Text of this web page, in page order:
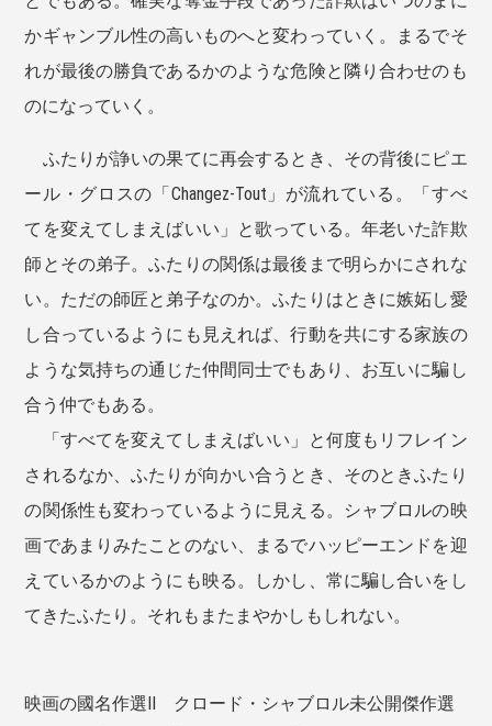
かギャンブル性の高いものへと変わっていく。まるでそ
れが最後の勝負であるかのような危険と隣り合わせのも
のになっていく。
ふたりが諍いの果てに再会するとき、その背後にピエ
ール・グロスの「Changez-Tout」が流れている。「すべ
てを変えてしまえばいい」と歌っている。年老いた詐欺
師とその弟子。ふたりの関係は最後まで明らかにされな
い。ただの師匠と弟子なのか。ふたりはときに嫉妬し愛
し合っているようにも見えれば、行動を共にする家族の
ような気持ちの通じた仲間同士でもあり、お互いに騙し
合う仲でもある。
「すべてを変えてしまえばいい」と何度もリフレイン
されるなか、ふたりが向かい合うとき、そのときふたり
の関係性も変わっているように見える。シャブロルの映
画であまりみたことのない、まるでハッピーエンドを迎
えているかのようにも映る。しかし、常に騙し合いをし
てきたふたり。それもまたまやかしもしれない。
映画の國名作選Ⅱ クロード・シャブロル未公開傑作選